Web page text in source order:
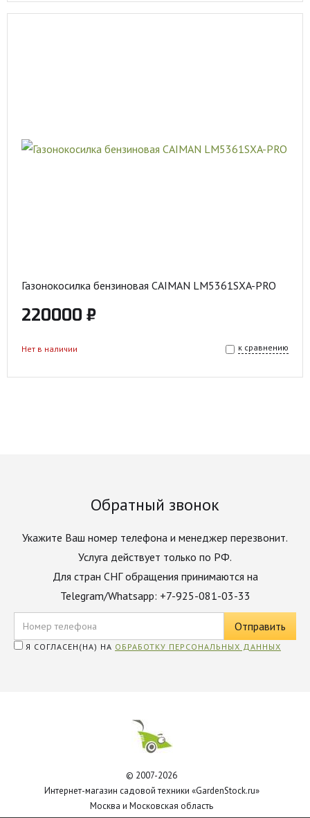
Газонокосилка бензиновая CAIMAN LM5361SXA-PRO
220000 ₽
к сравнению
Нет в наличии
Обратный звонок
Укажите Ваш номер телефона и менеджер перезвонит.
Услуга действует только по РФ.
Для стран СНГ обращения принимаются на
Telegram/Whatsapp: +7-925-081-03-33
Я СОГЛАСЕН(НА) НА ОБРАБОТКУ ПЕРСОНАЛЬНЫХ ДАННЫХ
© 2007-2026
Интернет-магазин садовой техники «GardenStock.ru»
Москва и Московская область